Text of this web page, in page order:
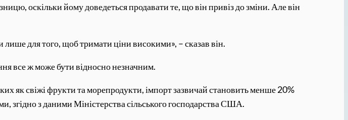
оскільки йому доведеться продавати те, що він привіз до зміни. Але він
для того, щоб тримати ціни високими», – сказав він.
все ж може бути відносно незначним.
як свіжі фрукти та морепродукти, імпорт зазвичай становить менше 20%
згідно з даними Міністерства сільського господарства США.